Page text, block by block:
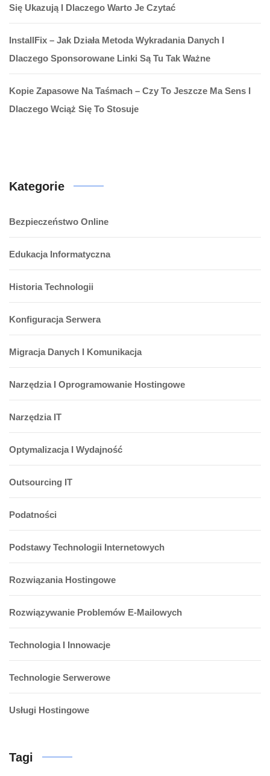
Się Ukazują I Dlaczego Warto Je Czytać
InstallFix – Jak Działa Metoda Wykradania Danych I
Dlaczego Sponsorowane Linki Są Tu Tak Ważne
Kopie Zapasowe Na Taśmach – Czy To Jeszcze Ma Sens I
Dlaczego Wciąż Się To Stosuje
Kategorie
Bezpieczeństwo Online
Edukacja Informatyczna
Historia Technologii
Konfiguracja Serwera
Migracja Danych I Komunikacja
Narzędzia I Oprogramowanie Hostingowe
Narzędzia IT
Optymalizacja I Wydajność
Outsourcing IT
Podatności
Podstawy Technologii Internetowych
Rozwiązania Hostingowe
Rozwiązywanie Problemów E-Mailowych
Technologia I Innowacje
Technologie Serwerowe
Usługi Hostingowe
Tagi